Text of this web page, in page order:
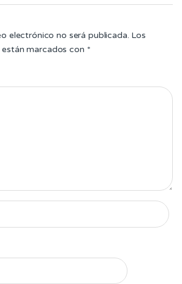
electrónico no será publicada. Los
marcados con *